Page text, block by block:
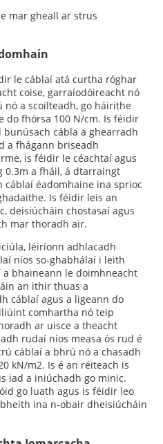
mar gheall ar strus
le cáblaí atá curtha róghar
coise, garraíodóireacht nó
a scoilteadh, go háirithe
do fhórsa 100 N/cm. Is féidir
cábla a ghearradh
a fhágann briseadh
is féidir le céachtaí agus
0.3m a fháil, á dtarraingt
cáblaí éadomhaine ina sprioc
Is féidir leis an
deisiúcháin chostasaí agus
mar thoradh air.
léiríonn adhlacadh
níos so-ghabhálaí i leith
a bhaineann le doimhneacht
an ithir thuas a
cáblaí agus a ligeann do
comhartha nó teip
ar uisce a theacht
rudaí níos measa ós rud é
cáblaí a bhrú nó a chasadh
kN/m2. Is é an réiteach is
iad a iniúchadh go minic.
go luath agus is féidir leo
ina n-obair dheisiúcháin